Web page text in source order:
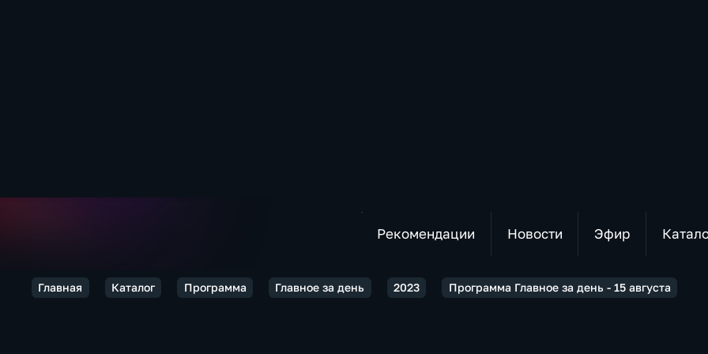
Рекомендации Новости Эфир
Главная Каталог Программа Главное за день 2023 Программа Главное за день - 15 августа